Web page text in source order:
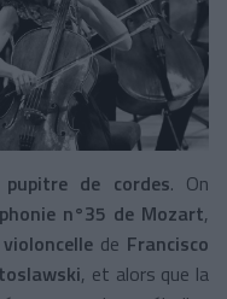
pupitre de cordes. On
n°35 de Mozart,
de Francisco
, et alors que la